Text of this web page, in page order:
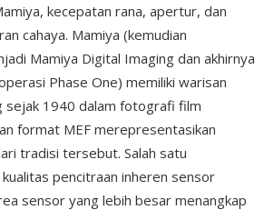
kecepatan rana, apertur, dan
cahaya. Mamiya (kemudian
Mamiya Digital Imaging dan akhirnya
Phase One) memiliki warisan
sejak 1940 dalam fotografi film
format MEF merepresentasikan
tradisi tersebut. Salah satu
pencitraan inheren sensor
sensor yang lebih besar menangkap